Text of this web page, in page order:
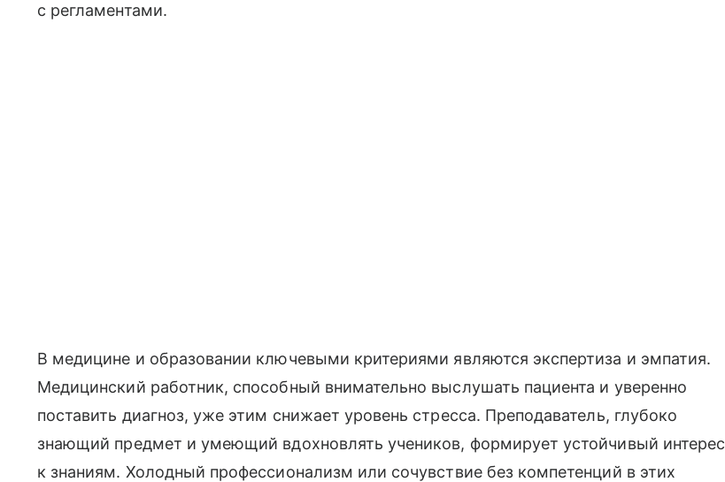
с регламентами.
В медицине и образовании ключевыми критериями являются экспертиза и эмпатия.
Медицинский работник, способный внимательно выслушать пациента и уверенно
поставить диагноз, уже этим снижает уровень стресса. Преподаватель, глубоко
знающий предмет и умеющий вдохновлять учеников, формирует устойчивый интерес
к знаниям. Холодный профессионализм или сочувствие без компетенций в этих